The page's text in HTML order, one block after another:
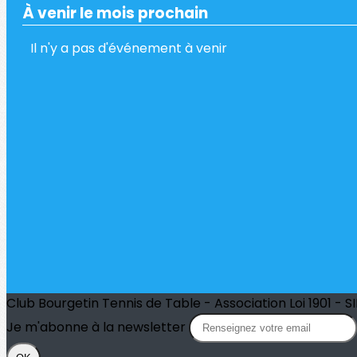
À venir le mois prochain
Il n'y a pas d'événement à venir
Club Bourgetin Tennis de Table - Association Loi 1901 -
Je m'abonne à la newsletter